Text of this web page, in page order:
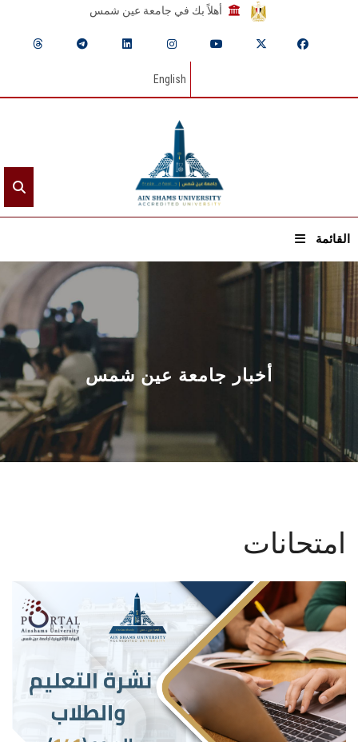
أهلاً بك في جامعة عين شمس
English
القائمة
الرئيسيـة
عن الجامعة
القطاعـات
الشئون الأكاديمية
البحث العلمي
الإعلام
تواصل معنا
أخبار جامعة عين شمس
امتحانات